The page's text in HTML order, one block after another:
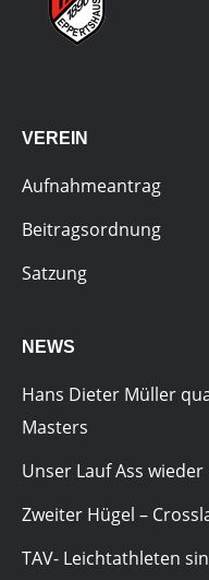
VEREIN
Aufnahmeantrag
Beitragsordnung
Satzung
NEWS
Hans Dieter Müller
Masters
Unser Lauf Ass
Zweiter Hügel –
TAV- Leichtathleten